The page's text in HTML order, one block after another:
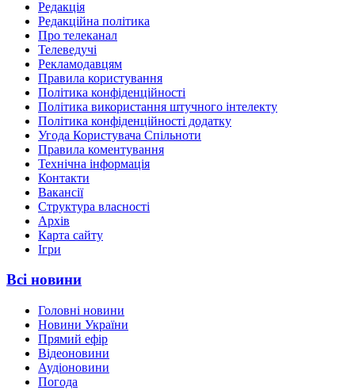
Редакція
Редакційна політика
Про телеканал
Телеведучі
Рекламодавцям
Правила користування
Політика конфіденційності
Політика використання штучного інтелекту
Політика конфіденційності додатку
Угода Користувача Спільноти
Правила коментування
Технічна інформація
Контакти
Вакансії
Структура власності
Архів
Карта сайту
Ігри
Всі новини
Головні новини
Новини України
Прямий ефір
Відеоновини
Аудіоновини
Погода